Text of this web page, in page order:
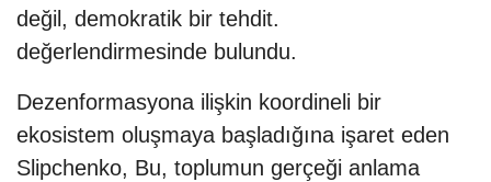
değil, demokratik bir tehdit.
değerlendirmesinde bulundu.
Dezenformasyona ilişkin koordineli bir
ekosistem oluşmaya başladığına işaret eden
Slipchenko, Bu, toplumun gerçeği anlama